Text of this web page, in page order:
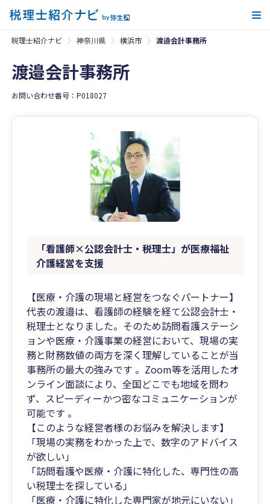
税理士紹介ナビ 神奈川県 横浜市 渡邉会計事務所
渡邉会計事務所
お問い合わせ番号：P018027
「看護師×公認会計士・税理士」が医療福祉
介護経営を支援
【医療・介護の現場と経営をつなぐパートナー】
代表の渡邉は、看護師の経験を経て公認会計士・
税理士となりました。そのため訪問看護ステーシ
ョンや医療・介護事業の経営において、現場の実
務と財務数値の両方を深く理解していることが当
事務所の最大の強みです 。Zoom等を活用したオ
ンライン面談により、全国どこでも地域を問わ
ず、スピーディーかつ密なコミュニケーションが
可能です 。
【このような経営者様のお悩みを解決します】
「現場の実務をわかった上で、数字のアドバイス
が欲しい」
「訪問看護や医療・介護に特化した、専門性の高
い税理士を探している」
「医療・介護に特化した専門家が地元にいない」